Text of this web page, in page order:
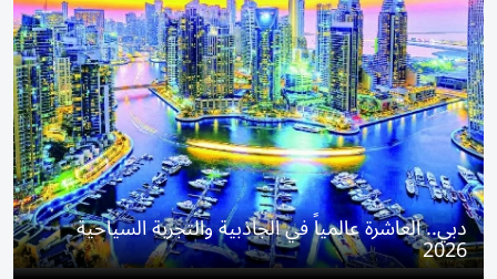
دبي.. العاشرة عالمياً في الجاذبية والتجربة السياحية
2026